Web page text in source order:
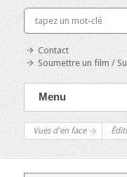
Contact
Soumettre un film /
Menu
Vues d'en face